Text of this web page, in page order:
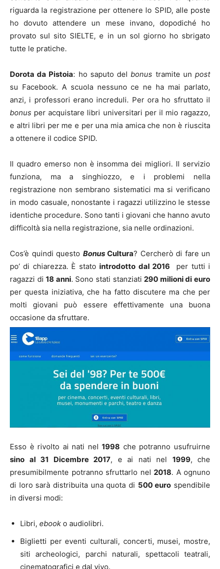
riguarda la registrazione per ottenere lo SPID, alle poste
ho dovuto attendere un mese invano, dopodiché ho
provato sul sito SIELTE, e in un sol giorno ho sbrigato
tutte le pratiche.
Dorota da Pistoia: ho saputo delbonus tramite unpost
su Facebook. A scuola nessuno ce ne ha mai parlato,
anzi, i professori erano increduli. Per ora ho sfruttato il
bonus per acquistare libri universitari per il mio ragazzo,
e altri libri per me e per una mia amica che non è riuscita
a ottenere il codice SPID.
Il quadro emerso non è insomma dei migliori. Il servizio
funziona, ma a singhiozzo, e i problemi nella
registrazione non sembrano sistematici ma si verificano
in modo casuale, nonostante i ragazzi utilizzino le stesse
identiche procedure. Sono tanti i giovani che hanno avuto
difficoltà sia nella registrazione, sia nelle ordinazioni.
Cos’è quindi questo BonusCultura? Cercherò di fare un
po’ di chiarezza. È statointrodotto dal 2016 per tutti i
ragazzi di18 anni. Sono stati stanziati 290 milioni di euro
per questa iniziativa, che ha fatto discutere ma che per
molti giovani può essere effettivamente una buona
occasione da sfruttare.
Esso è rivolto ai nati nel1998 che potranno usufruirne
sino al 31 Dicembre 2017, e ai nati nel 1999, che
presumibilmente potranno sfruttarlo nel 2018. A ognuno
di loro sarà distribuita una quota di 500 euro spendibile
in diversi modi:
Libri, ebook o audiolibri.
Biglietti per eventi culturali, concerti, musei, mostre,
siti archeologici, parchi naturali, spettacoli teatrali,
cinematografici e dal vivo.